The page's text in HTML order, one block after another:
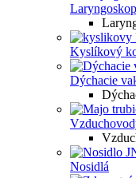
Kyslíkový
Dýchacie
Nosidlá